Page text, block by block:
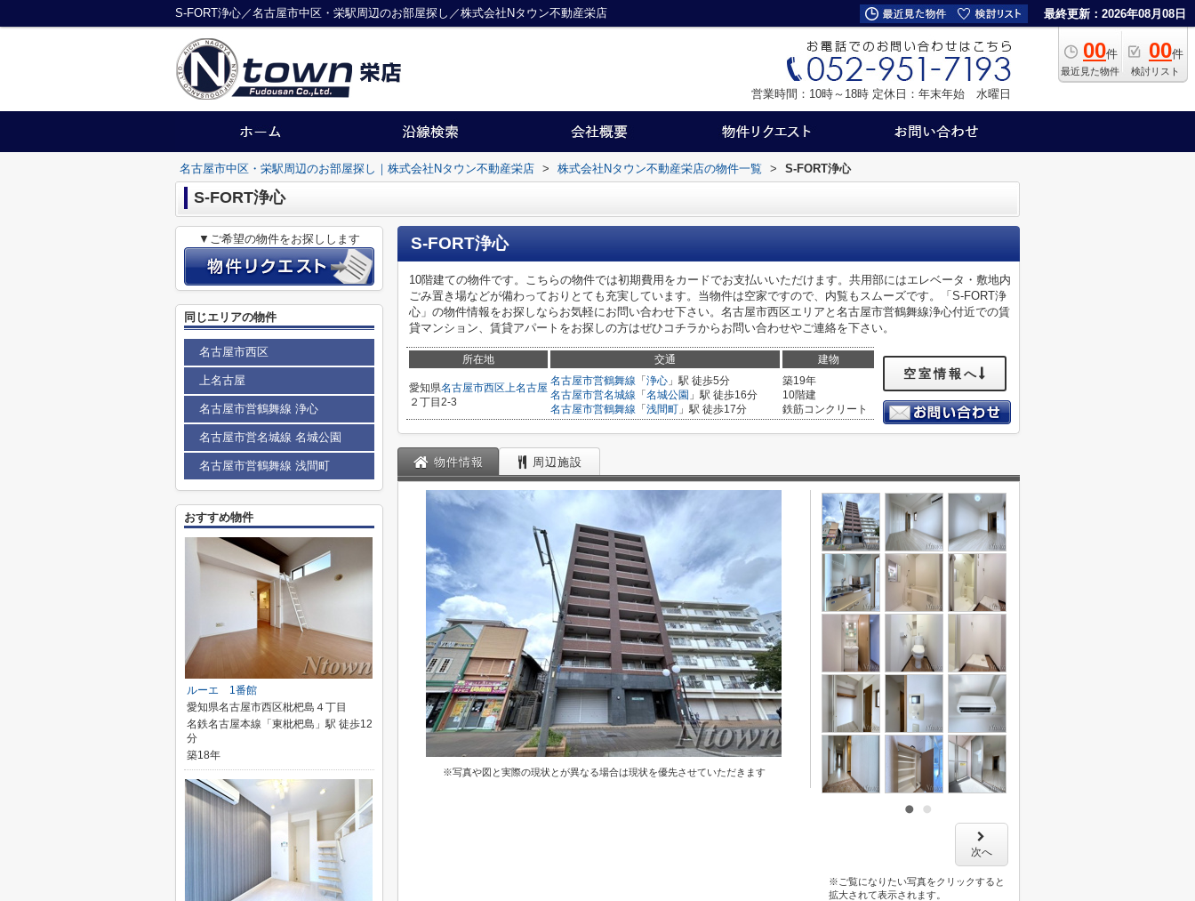
S-FORT浄心／名古屋市中区・栄駅周辺のお部屋探し／株式会社Nタウン不動産栄店 最終更新：2026年08月08日
00件
最近見た物件
00件
検討リスト
営業時間：10時～18時 定休日：年末年始 水曜日
名古屋市中区・栄駅周辺のお部屋探し｜株式会社Nタウン不動産栄店 > 株式会社Nタウン不動産栄店の物件一覧 > S-FORT浄心
S-FORT浄心
S-FORT浄心
10階建ての物件です。こちらの物件では初期費用をカードでお支払いいただけます。共用部にはエレベータ・敷地内
ごみ置き場などが備わっておりとても充実しています。当物件は空家ですので、内覧もスムーズです。「S-FORT浄
心」の物件情報をお探しならお気軽にお問い合わせ下さい。名古屋市西区エリアと名古屋市営鶴舞線浄心付近での賃
貸マンション、賃貸アパートをお探しの方はぜひコチラからお問い合わせやご連絡を下さい。
所在地 交通 建物
愛知県名古屋市西区上名古屋
２丁目2-3
名古屋市営鶴舞線 「 浄心 」駅 徒歩5分
名古屋市営名城線 「 名城公園 」駅 徒歩16分
名古屋市営鶴舞線 「 浅間町 」駅 徒歩17分
築19年
10階建
鉄筋コンクリート
空室情報へ
物件情報 周辺施設
※写真や図と実際の現状とが異なる場合は現状を優先させていただきます
次へ
※ご覧になりたい写真をクリックすると
拡大されて表示されます。
▼ご希望の物件をお探しします
同じエリアの物件
名古屋市西区
上名古屋
名古屋市営鶴舞線 浄心
名古屋市営名城線 名城公園
名古屋市営鶴舞線 浅間町
おすすめ物件
ルーエ 1番館
愛知県名古屋市西区枇杷島４丁目
名鉄名古屋本線「東枇杷島」駅 徒歩12
分
築18年